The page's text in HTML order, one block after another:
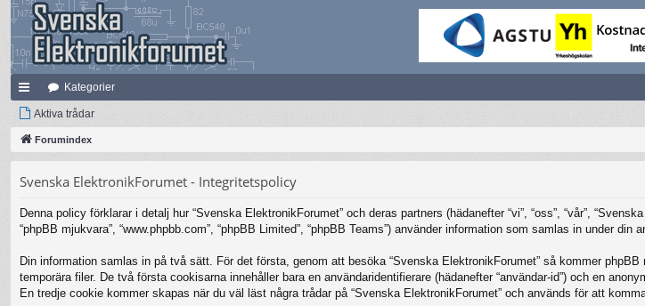
na
bb
ar
Kategorier
Aktiva trådar
Forumindex
Svenska ElektronikForumet - Integritetspolicy
Denna policy förklarar i detalj hur “Svenska ElektronikForumet” och deras partners (hädanefter “vi”, “oss”, “vår”,
“phpBB mjukvara”, “www.phpbb.com”, “phpBB Limited”, “phpBB Teams”) använder information som samlas in under din
Din information samlas in på två sätt. För det första, genom att besöka “Svenska ElektronikForumet” så kommer
temporära filer. De två första cookisarna innehåller bara en användaridentifierare (hädanefter “användar-id”) och en
En tredje cookie kommer skapas när du väl läst några trådar på “Svenska ElektronikForumet” och används för att